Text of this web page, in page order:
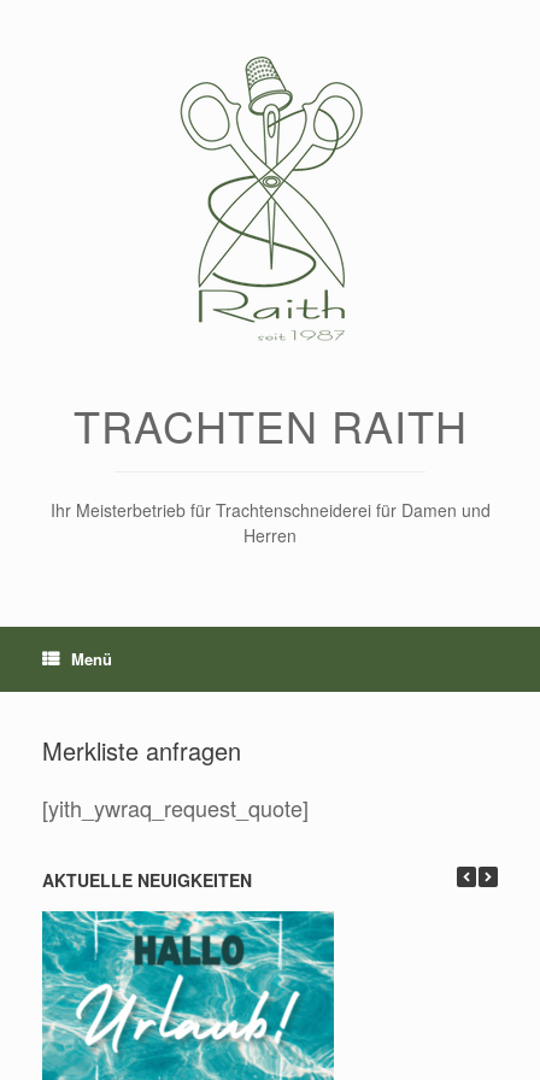
TRACHTEN RAITH
Ihr Meisterbetrieb für Trachtenschneiderei für Damen und
Herren
Menü
Merkliste anfragen
[yith_ywraq_request_quote]
AKTUELLE NEUIGKEITEN